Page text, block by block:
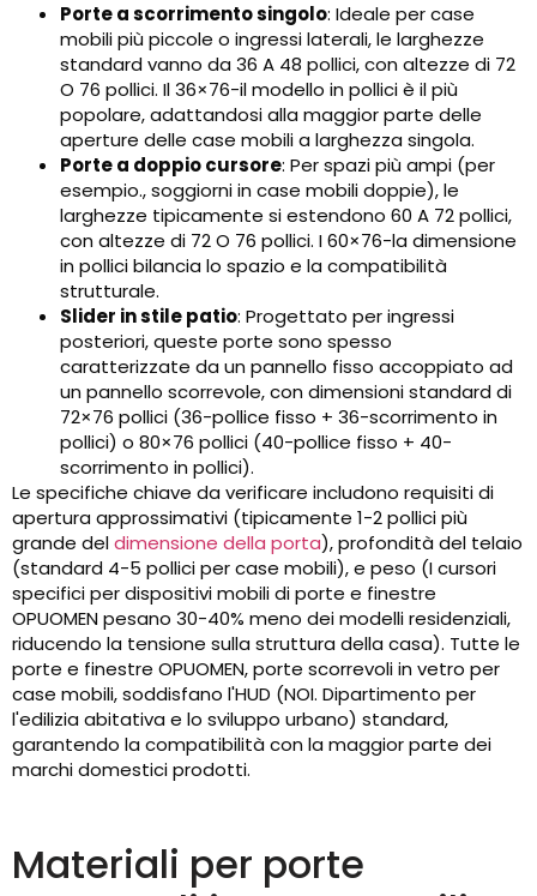
Porte a scorrimento singolo: Ideale per case
mobili più piccole o ingressi laterali, le larghezze
standard vanno da 36 A 48 pollici, con altezze di 72
O 76 pollici. Il 36×76-il modello in pollici è il più
popolare, adattandosi alla maggior parte delle
aperture delle case mobili a larghezza singola.
Porte a doppio cursore: Per spazi più ampi (per
esempio., soggiorni in case mobili doppie), le
larghezze tipicamente si estendono 60 A 72 pollici,
con altezze di 72 O 76 pollici. I 60×76-la dimensione
in pollici bilancia lo spazio e la compatibilità
strutturale.
Slider in stile patio: Progettato per ingressi
posteriori, queste porte sono spesso
caratterizzate da un pannello fisso accoppiato ad
un pannello scorrevole, con dimensioni standard di
72×76 pollici (36-pollice fisso + 36-scorrimento in
pollici) o 80×76 pollici (40-pollice fisso + 40-
scorrimento in pollici).
Le specifiche chiave da verificare includono requisiti di
apertura approssimativi (tipicamente 1-2 pollici più
grande deldimensione della porta), profondità del telaio
(standard 4-5 pollici per case mobili), e peso (I cursori
specifici per dispositivi mobili di porte e finestre
OPUOMEN pesano 30-40% meno dei modelli residenziali,
riducendo la tensione sulla struttura della casa). Tutte le
porte e finestre OPUOMEN, porte scorrevoli in vetro per
case mobili, soddisfano l'HUD (NOI. Dipartimento per
l'edilizia abitativa e lo sviluppo urbano) standard,
garantendo la compatibilità con la maggior parte dei
marchi domestici prodotti.
Materiali per porte